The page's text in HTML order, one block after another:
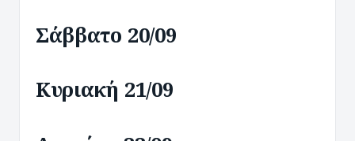
Σάββατο 20/09
Κυριακή 21/09